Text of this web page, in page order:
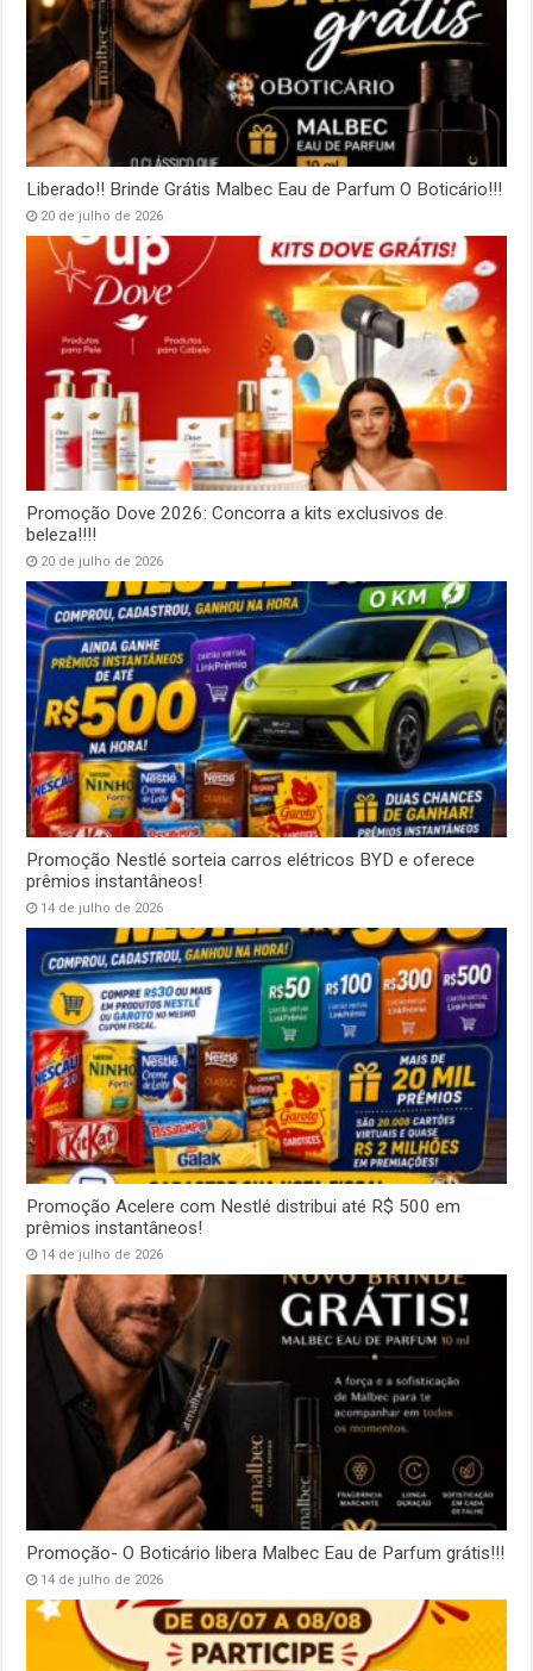
Liberado!! Brinde Grátis Malbec Eau de Parfum O Boticário!!!
20 de julho de 2026
Promoção Dove 2026: Concorra a kits exclusivos de
beleza!!!!
20 de julho de 2026
Promoção Nestlé sorteia carros elétricos BYD e oferece
prêmios instantâneos!
14 de julho de 2026
Promoção Acelere com Nestlé distribui até R$ 500 em
prêmios instantâneos!
14 de julho de 2026
Promoção- O Boticário libera Malbec Eau de Parfum grátis!!!
14 de julho de 2026